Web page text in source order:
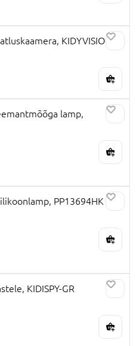
KIDYVISION-
lamp,
PP13694HK
KIDISPY-GR